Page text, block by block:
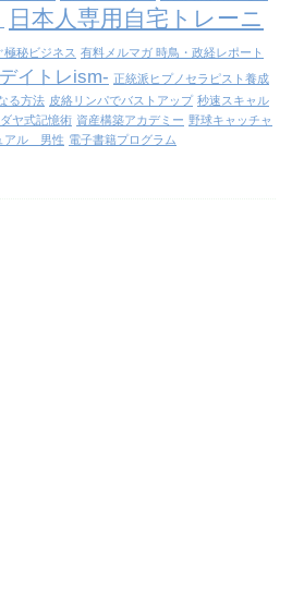
日本人専用自宅トレーニ
秘ビジネス 有料メルマガ 時鳥・政経レポート
イトレism- 正統派ヒプノセラピスト養成
る方法 皮絡リンパでバストアップ 秒速スキャル
ヤ式記憶術 資産構築アカデミー 野球キャッチャ
アル 男性 電子書籍プログラム